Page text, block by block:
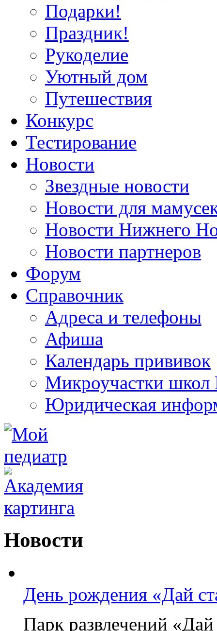
Подарки!
Праздник!
Рукоделие
Уютный дом
Путешествия
Конкурс
Тестирование
Новости
Звездные новости
Новости для
Новости Нижнего
Новости партнеров
Форум
Справочник
Адреса и телефоны
Афиша
Календарь прививок
Микроучастки школ
Юридическая
Новости
День рождения «Дай
Парк развлечений